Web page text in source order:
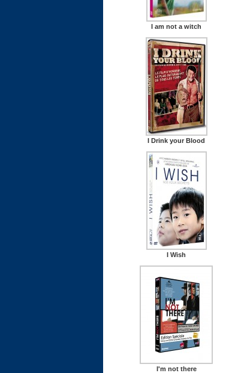
I am not a witch
I Drink your Blood
I Wish
I'm not there